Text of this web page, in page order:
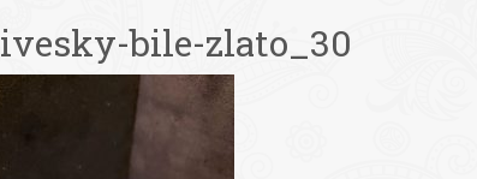
bile-zlato_30